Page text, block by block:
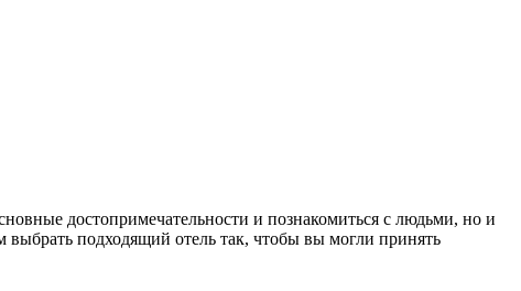
достопримечательности и познакомиться с людьми, но и
подходящий отель так, чтобы вы могли принять